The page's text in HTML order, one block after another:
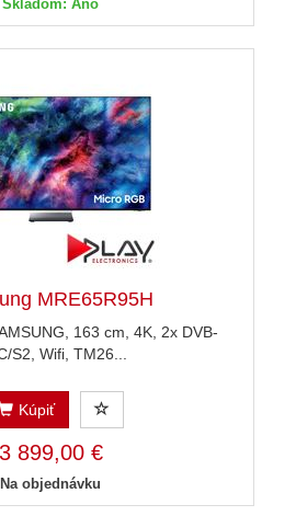
Skladom: Áno
MRE65R95H
163 cm, 4K, 2x DVB-
S2, Wifi, TM26...
Kúpiť
3 899,00 €
Na objednávku